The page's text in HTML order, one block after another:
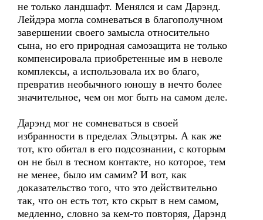
не только ландшафт. Менялся и сам Дарэнд.
Лейдэра могла сомневаться в благополучном
завершении своего замысла относительно
сына, но его природная самозащита не только
компенсировала приобретенные им в неволе
комплексы, а использовала их во благо,
превратив необычного юношу в нечто более
значительное, чем он мог быть на самом деле.
Дарэнд мог не сомневаться в своей
избранности в пределах Эльцэтры. А как же
тот, кто обитал в его подсознании, с которым
он не был в тесном контакте, но которое, тем
не менее, было им самим? И вот, как
доказательство того, что это действительно
так, что он есть тот, кто скрыт в нем самом,
медленно, словно за кем-то повторяя, Дарэнд